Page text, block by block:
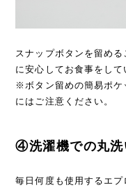
スナップボタンを留め
に安心してお食事をして
※ボタン留めの簡易ポケ
にはご注意ください。
④洗濯機での丸洗
毎日何度も使用するエ